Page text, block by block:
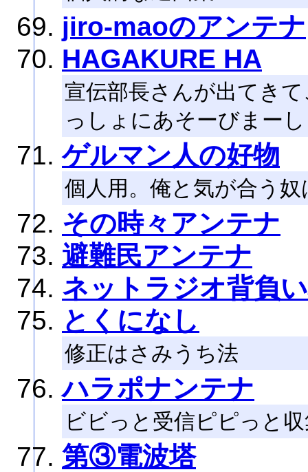
jiro-maoのアンテナ
HAGAKURE HA
宣伝部長さんが出てき
っしょにあそーびまー
ゲルマン人の好物
個人用。俺と気が合う
その時々アンテナ
避難民アンテナ
ネットラジオ背負
とくになし
修正はさみうち法
ハラポナンテナ
ビビっと受信ピピっと
第③電波塔